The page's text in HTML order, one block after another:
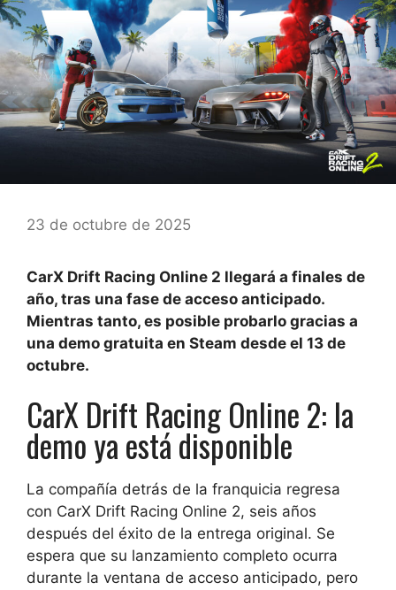
23 de octubre de 2025
CarX Drift Racing Online 2 llegará a finales de
año, tras una fase de acceso anticipado.
Mientras tanto, es posible probarlo gracias a
una demo gratuita en Steam desde el 13 de
octubre.
CarX Drift Racing Online 2: la
demo ya está disponible
La compañía detrás de la franquicia regresa
con CarX Drift Racing Online 2, seis años
después del éxito de la entrega original. Se
espera que su lanzamiento completo ocurra
durante la ventana de acceso anticipado, pero